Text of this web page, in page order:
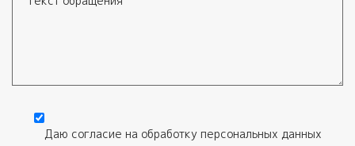
Даю согласие на обработку персональных данных